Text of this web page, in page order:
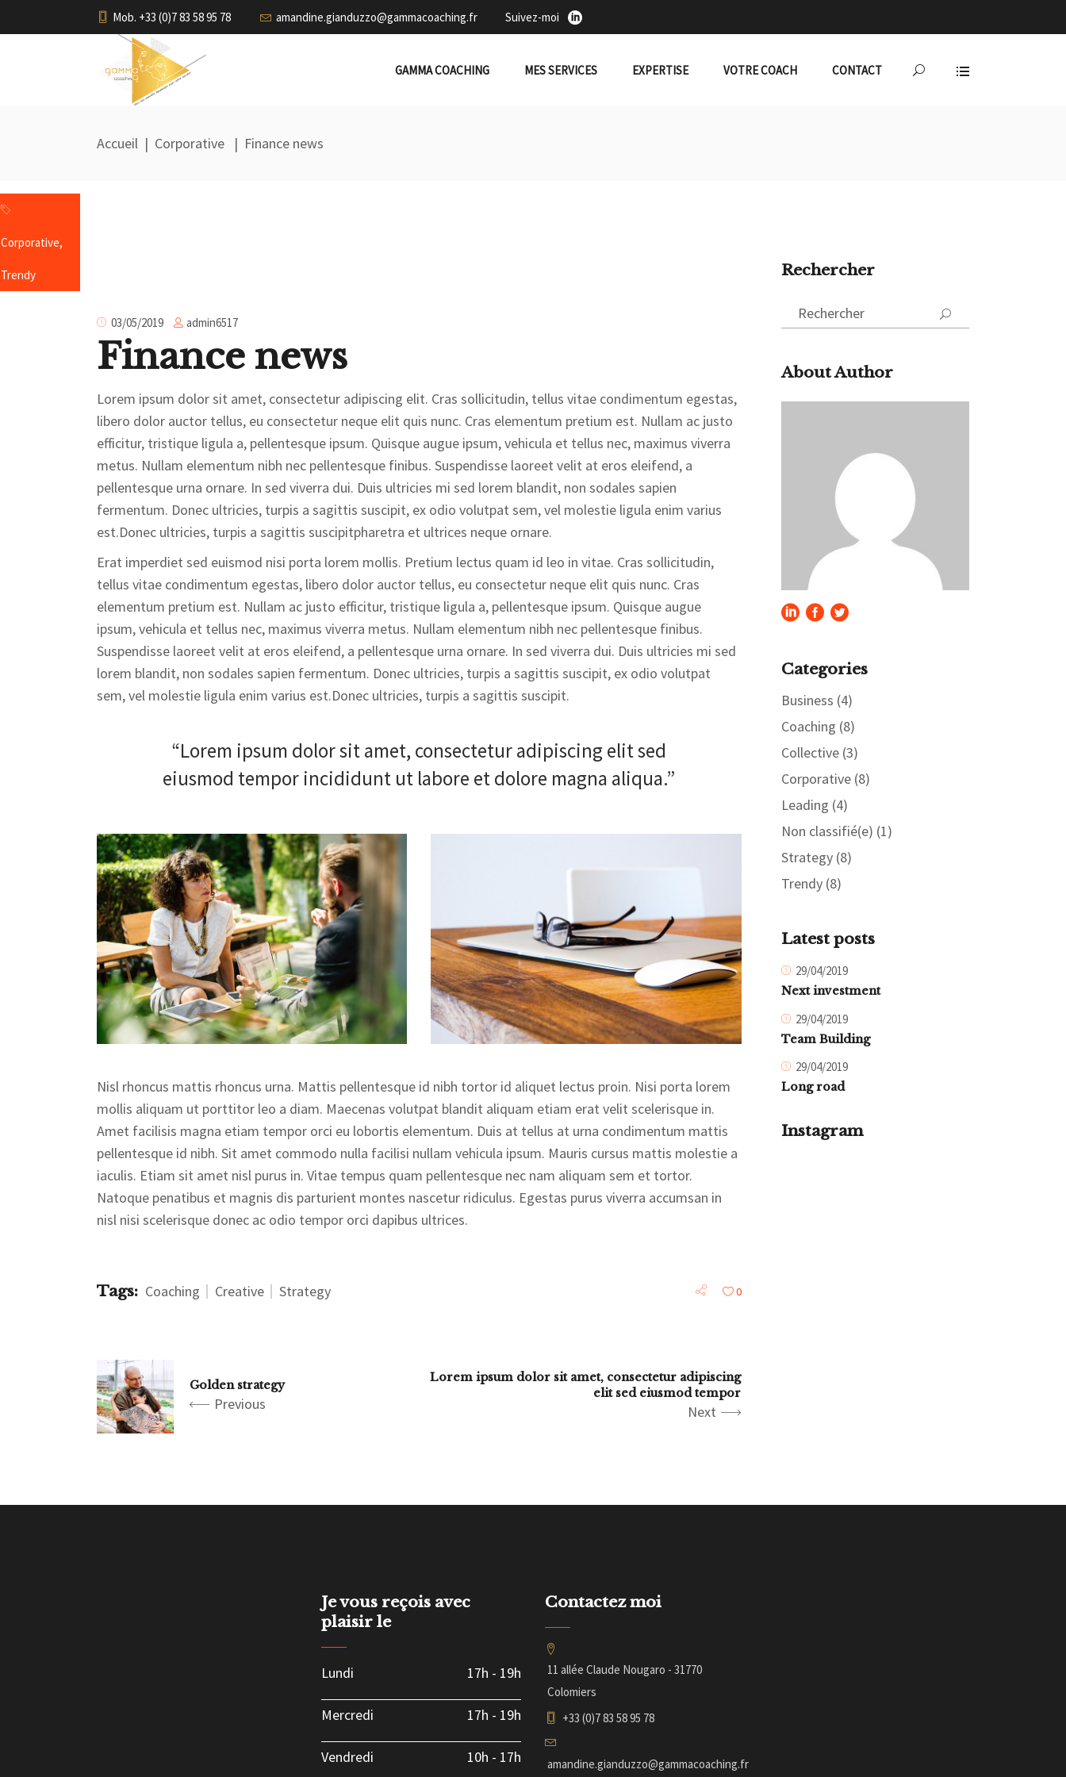
Mob. +33 (0)7 83 58 95 78 amandine.gianduzzo@gammacoaching.fr Suivez-moi
GAMMA COACHING MES SERVICES EXPERTISE VOTRE COACH CONTACT
Accueil | Corporative | Finance news
Corporative,
Trendy
03/05/2019 admin6517
Finance news
Lorem ipsum dolor sit amet, consectetur adipiscing elit. Cras sollicitudin, tellus vitae condimentum egestas,
libero dolor auctor tellus, eu consectetur neque elit quis nunc. Cras elementum pretium est. Nullam ac justo
efficitur, tristique ligula a, pellentesque ipsum. Quisque augue ipsum, vehicula et tellus nec, maximus viverra
metus. Nullam elementum nibh nec pellentesque finibus. Suspendisse laoreet velit at eros eleifend, a
pellentesque urna ornare. In sed viverra dui. Duis ultricies mi sed lorem blandit, non sodales sapien
fermentum. Donec ultricies, turpis a sagittis suscipit, ex odio volutpat sem, vel molestie ligula enim varius
est.Donec ultricies, turpis a sagittis suscipitpharetra et ultrices neque ornare.
Erat imperdiet sed euismod nisi porta lorem mollis. Pretium lectus quam id leo in vitae. Cras sollicitudin,
tellus vitae condimentum egestas, libero dolor auctor tellus, eu consectetur neque elit quis nunc. Cras
elementum pretium est. Nullam ac justo efficitur, tristique ligula a, pellentesque ipsum. Quisque augue
ipsum, vehicula et tellus nec, maximus viverra metus. Nullam elementum nibh nec pellentesque finibus.
Suspendisse laoreet velit at eros eleifend, a pellentesque urna ornare. In sed viverra dui. Duis ultricies mi sed
lorem blandit, non sodales sapien fermentum. Donec ultricies, turpis a sagittis suscipit, ex odio volutpat
sem, vel molestie ligula enim varius est.Donec ultricies, turpis a sagittis suscipit.
“Lorem ipsum dolor sit amet, consectetur adipiscing elit sed
eiusmod tempor incididunt ut labore et dolore magna aliqua.”
Nisl rhoncus mattis rhoncus urna. Mattis pellentesque id nibh tortor id aliquet lectus proin. Nisi porta lorem
mollis aliquam ut porttitor leo a diam. Maecenas volutpat blandit aliquam etiam erat velit scelerisque in.
Amet facilisis magna etiam tempor orci eu lobortis elementum. Duis at tellus at urna condimentum mattis
pellentesque id nibh. Sit amet commodo nulla facilisi nullam vehicula ipsum. Mauris cursus mattis molestie a
iaculis. Etiam sit amet nisl purus in. Vitae tempus quam pellentesque nec nam aliquam sem et tortor.
Natoque penatibus et magnis dis parturient montes nascetur ridiculus. Egestas purus viverra accumsan in
nisl nisi scelerisque donec ac odio tempor orci dapibus ultrices.
Tags: Coaching Creative Strategy 0
Golden strategy
Previous
Lorem ipsum dolor sit amet, consectetur adipiscing
elit sed eiusmod tempor
Next
Rechercher
Search
for:
About Author
Categories
Business (4)
Coaching (8)
Collective(3)
Corporative(8)
Leading (4)
Non classifié(e) (1)
Strategy(8)
Trendy(8)
Latest posts
29/04/2019
Next investment
29/04/2019
Team Building
29/04/2019
Long road
Instagram
Je vous reçois avec
plaisir le
Lundi 17h - 19h
Mercredi 17h - 19h
Vendredi 10h - 17h
Contactez moi
11 allée Claude Nougaro - 31770
Colomiers
+33 (0)7 83 58 95 78
amandine.gianduzzo@gammacoaching.fr